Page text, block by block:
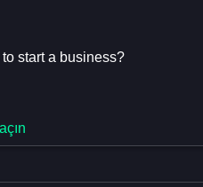
start a business?